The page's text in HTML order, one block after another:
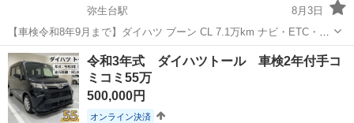
弥生台駅
8月3日
【車検令和8年9月まで】ダイハツ ブーン CL 7.1万km ナビ・ETC・前
後ドラレコ付 ご覧いただきありがとうございます。 平成25年式
（2013年）のダイハツ ブーン CLです。 コンパクトで運転しやすく、
通勤・...
神奈川 横浜市 弥生台駅 ブーン
令和3年式 ダイハツトール 車検2年付手コ
ミコミ55万
500,000円
オンライン決済